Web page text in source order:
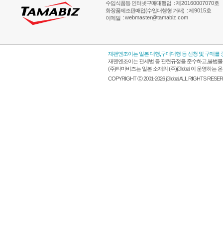
수입식품등 인터넷구매대행업 :제20160007070호
화장품제조판매업(수입대행형 거래) :제9015호
이메일 :webmaster@tamabiz.com
재팬엔조이는 일본 대행,구매대행 등 신청 및 구매
재팬엔조이는 관세법 등 관련규정을 준수하고,불법
(주)타마비즈는 일본 소재의 (주)jGlobal 이 운영하는
COPYRIGHT ⓒ 2001-2026 jGlobal ALL RIGHTS